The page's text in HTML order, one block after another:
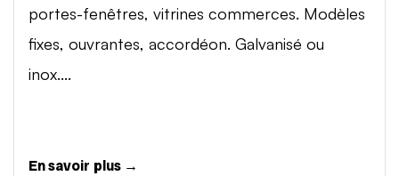
portes-fenêtres, vitrines commerces. Modèles
fixes, ouvrantes, accordéon. Galvanisé ou
inox....
En savoir plus →